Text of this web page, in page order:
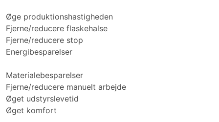
Øge produktionshastigheden
Fjerne/reducere flaskehalse
Fjerne/reducere stop
Energibesparelser
Materialebesparelser
Fjerne/reducere manuelt arbejde
Øget udstyrslevetid
Øget komfort